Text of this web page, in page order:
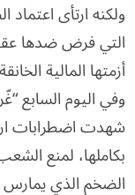
ولكنه ارتأى
التي فرض ضدها
أزمتها المالية
وفي اليوم السابع
شهدت اضطرابات
بكاملها، لمنع
الضخم الذي يمارس